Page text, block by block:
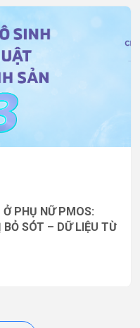
PHỤ NỮ PMOS:
BỎ SÓT – DỮ LIỆU TỪ